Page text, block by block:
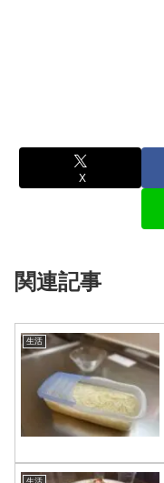
X
関連記事
生活
生活